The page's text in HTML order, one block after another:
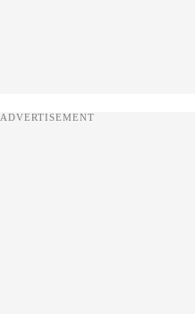
ADVERTISEMENT